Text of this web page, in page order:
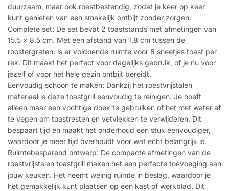
duurzaam, maar ook roestbestendig, zodat je keer op keer
kunt genieten van een smakelijk ontbijt zonder zorgen.
Complete set: De set bevat 2 toaststands met afmetingen van
15.5 x 8.5 cm. Met een afstand van 1.8 cm tussen de
roostergraten, is er voldoende ruimte voor 8 sneetjes toast per
rek. Dit maakt het perfect voor dagelijks gebruik, of je nu voor
jezelf of voor het hele gezin ontbijt bereidt.
Eenvoudig schoon te maken: Dankzij het roestvrijstalen
materiaal is deze toastgrill eenvoudig te reinigen. Je hoeft
alleen maar een vochtige doek te gebruiken of het met water af
te vegen om toastresten en vetvlekken te verwijderen. Dit
bespaart tijd en maakt het onderhoud een stuk eenvoudiger,
waardoor je meer tijd overhoudt voor wat echt belangrijk is.
Ruimtebesparend ontwerp: De compacte afmetingen van de
roestvrijstalen toastgrill maken het een perfecte toevoeging aan
jouw keuken. Het neemt weinig ruimte in beslag, waardoor je
het gemakkelijk kunt plaatsen op een kast of werkblad. Dit